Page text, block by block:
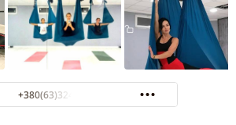
+380(63)324-12-54